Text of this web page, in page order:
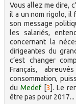
Vous allez me dire,
il a un nom rigolo, il
son message
les salariés,
concernant la
dirigeantes du
c’est changer
Français,
consommation,
du Medef[3]. Le
être pas pour 2017...